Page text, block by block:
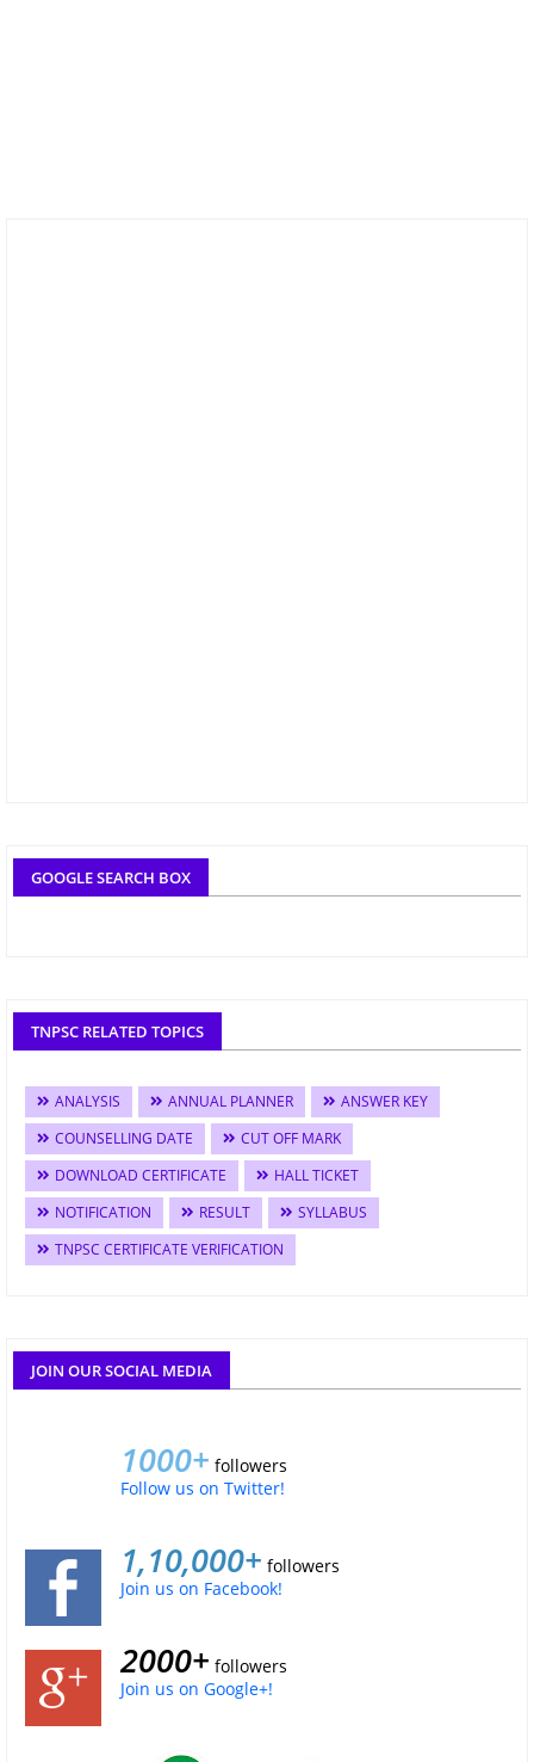
GOOGLE SEARCH BOX
TNPSC RELATED TOPICS
ANALYSIS ANNUAL PLANNER
ANSWER KEY
COUNSELLING DATE
CUT OFF MARK
DOWNLOAD CERTIFICATE
HALL TICKET
NOTIFICATION
RESULT
SYLLABUS
TNPSC CERTIFICATE VERIFICATION
JOIN OUR SOCIAL MEDIA
1000+ followers
Follow us on Twitter!
1,10,000+ followers
Join us on Facebook!
2000+ followers
Join us on Google+!